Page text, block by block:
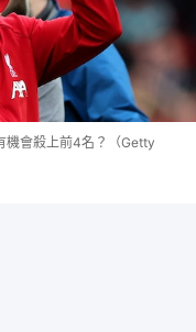
機會殺上前4名？（Getty